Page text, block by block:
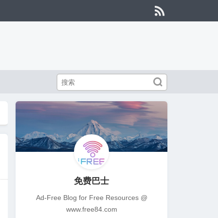


免费巴士
Ad-Free Blog for Free Resources @
www.free84.com